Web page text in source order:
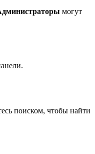
могут
поиском, чтобы найти